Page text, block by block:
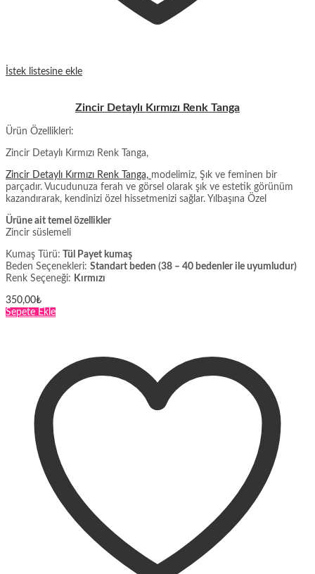
İstek listesine ekle
Zincir Detaylı Kırmızı Renk Tanga
Ürün Özellikleri:
Zincir Detaylı Kırmızı Renk Tanga,
Zincir Detaylı Kırmızı Renk Tanga, modelimiz, Şık ve feminen bir
parçadır. Vucudunuza ferah ve görsel olarak şık ve estetik görünüm
kazandırarak, kendinizi özel hissetmenizi sağlar. Yılbaşına Özel
Ürüne ait temel özellikler
Zincir süslemeli
Kumaş Türü: Tül Payet kumaş
Beden Seçenekleri: Standart beden (38 – 40 bedenler ile uyumludur)
Renk Seçeneği: Kırmızı
350,00₺
Sepete Ekle